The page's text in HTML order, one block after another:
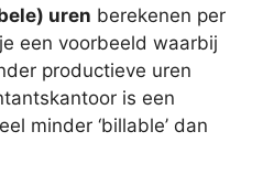
uren berekenen per
een voorbeeld waarbij
productieve uren
is een
minder ‘billable’ dan